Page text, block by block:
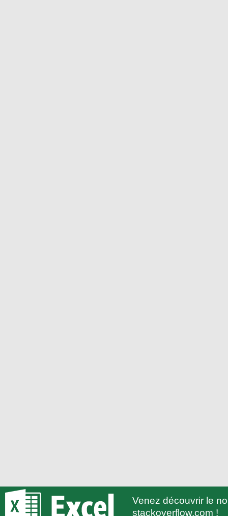
Venez découvrir le
stackoverflow.com !